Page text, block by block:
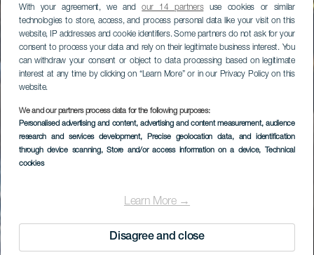
With your agreement, we andour 14 partnersuse cookies or similar
technologies to store, access, and process personal data like your visit on this
website, IP addresses and cookie identifiers. Some partners do not ask for your
consent to process your data and rely on their legitimate business interest. You
can withdraw your consent or object to data processing based on legitimate
interest at any time by clicking on “Learn More” or in our Privacy Policy on this
website.
We and our partners process data for the following purposes:
Personalised advertising and content, advertising and content measurement, audience
research and services development, Precise geolocation data, and identification
through device scanning, Store and/or access information on a device, Technical
cookies
Learn More →
Disagree and close